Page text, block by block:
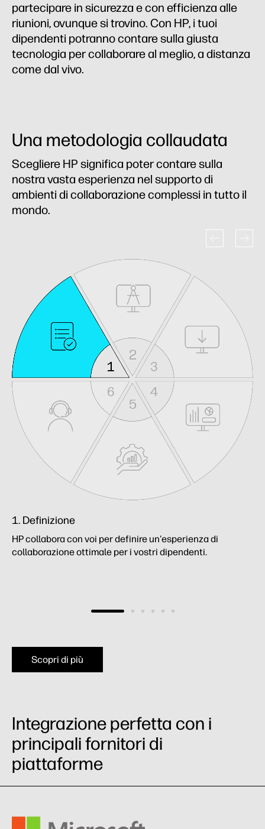
partecipare in sicurezza e con efficienza alle
riunioni, ovunque si trovino. Con HP, i tuoi
dipendenti potranno contare sulla giusta
tecnologia per collaborare al meglio, a distanza
come dal vivo.
Una metodologia collaudata
Scegliere HP significa poter contare sulla
nostra vasta esperienza nel supporto di
ambienti di collaborazione complessi in tutto il
mondo.
1. Definizione
HP collabora con voi per definire un'esperienza di
collaborazione ottimale per i vostri dipendenti.
Scopri di più
Integrazione perfetta con i
principali fornitori di
piattaforme